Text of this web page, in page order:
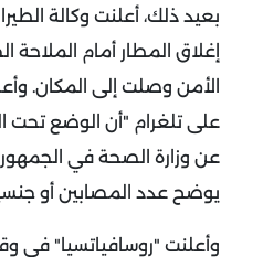
بعيد ذلك، أعلنت وكالة
إغلاق المطار أمام الملاحة
الأمن وصلت إلى المكان.
على تلغرام "أن الوضع تحت
عن وزارة الصحة في
يوضح عدد المصابين أو
وأعلنت "روسافياتسيا" في